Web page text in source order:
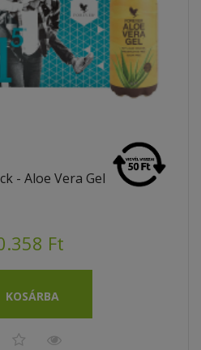
- Aloe Vera Gel
Ft
KOSÁRBA